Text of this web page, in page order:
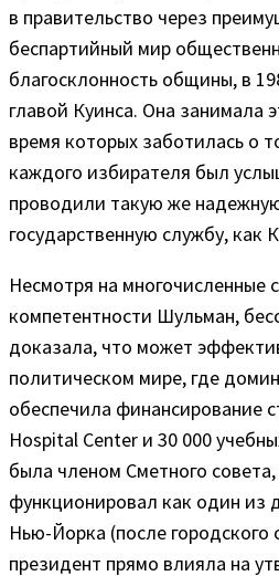
в правительство через
беспартийный мир
благосклонность общины, в
главой Куинса. Она занимала
время которых заботилась о
каждого избирателя был
проводили такую же
государственную службу, как
Несмотря на многочисленные
компетентности Шульман,
доказала, что может
политическом мире, где
обеспечила финансирование
Hospital Center и 30 000
была членом Сметного
функционировал как один из
Нью-Йорка (после городского
президент прямо влияла на